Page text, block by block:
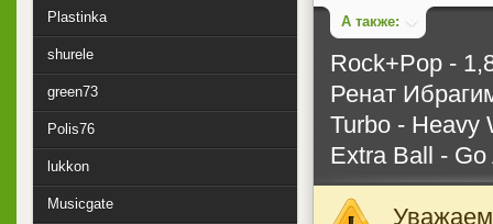
А также:
Rock+Pop -
Ренат
Turbo - Heavy
Extra Ball -
Plastinka
shurele
green73
Polis76
lukkon
Musicgate